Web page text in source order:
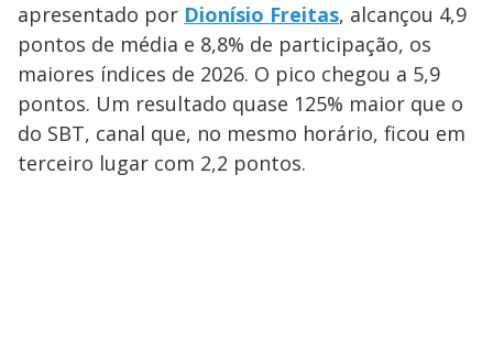
apresentado por Dionísio Freitas, alcançou 4,9
pontos de média e 8,8% de participação, os
maiores índices de 2026. O pico chegou a 5,9
pontos. Um resultado quase 125% maior que o
do SBT, canal que, no mesmo horário, ficou em
terceiro lugar com 2,2 pontos.